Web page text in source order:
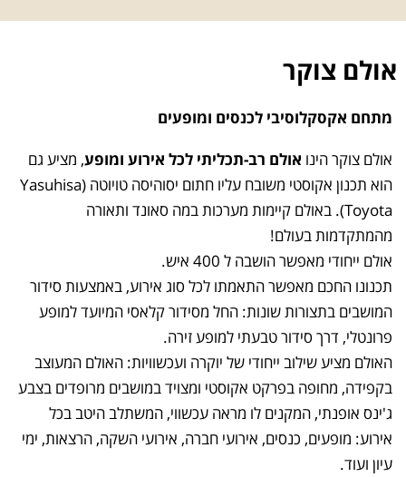
אולם צוקר
מתחם אקסקלוסיבי לכנסים ומופעים
אולם צוקרהינו אולם רב-תכליתי לכל אירוע ומופע, מציע גם
הוא תכנון אקוסטי משובח עליו חתום יסוהיסה טויוטה (Yasuhisa
Toyota).
באולם קיימות מערכות במה סאונד ותאורה
מהמתקדמות בעולם!
אולם ייחודי מאפשר הושבה ל 400 איש.
תכנונו החכם מאפשר התאמתו לכל סוג אירוע, באמצעות סידור
המושבים בתצורות שונות: החל מסידור קלאסי המיועד למופע
פרונטלי, דרך סידור טבעתי למופע זירה.
האולם מציע שילוב ייחודי של יוקרה ועכשוויות: האולם המעוצב
בקפידה, מחופה בפרקט אקוסטי ומצויד במושבים מרופדים בצבע
ג'ינס אופנתי, המקנים לו מראה עכשווי, המשתלב היטב בכל
אירוע: מופעים, כנסים, אירועי חברה, אירועי השקה, הרצאות, ימי
עיון ועוד.